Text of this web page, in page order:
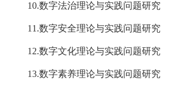
10.数字法治理论与实践问题研究
11.数字安全理论与实践问题研究
12.数字文化理论与实践问题研究
13.数字素养理论与实践问题研究